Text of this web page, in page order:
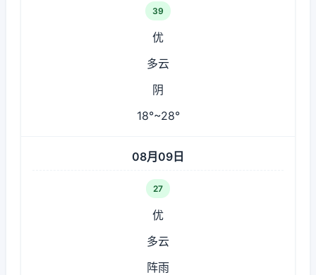
39
优
多云
阴
18°~28°
08月09日
27
优
多云
阵雨